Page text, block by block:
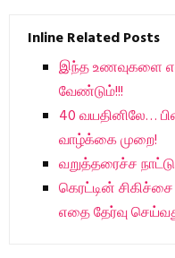
Inline Related Posts
இந்த உணவுகளை
வேண்டும்!!!
40 வயதினிலே…
வாழ்க்கை முறை!
வறுத்தரைச்ச
கெரட்டின் சிகிச்சை
எதை தேர்வு